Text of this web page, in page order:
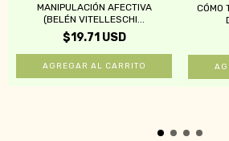
MANIPULACIÓN AFECTIVA
(BELÉN VITELLESCHI...
$19.71 USD
CÓMO